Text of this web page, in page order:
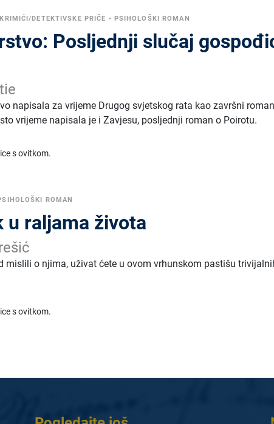
KRIMIĆI/DETEKTIVSKE PRIČE • PSIHOLOŠKI ROMAN
Posljednji slučaj
napisala za vrijeme Drugog svjetskog rata kao završni
vrijeme napisala je i Zavjesu, posljednji roman o Poirotu.
s ovitkom.
ROMAN
u raljama života
mislili o njima, uživat ćete u ovom vrhunskom pastišu
s ovitkom.